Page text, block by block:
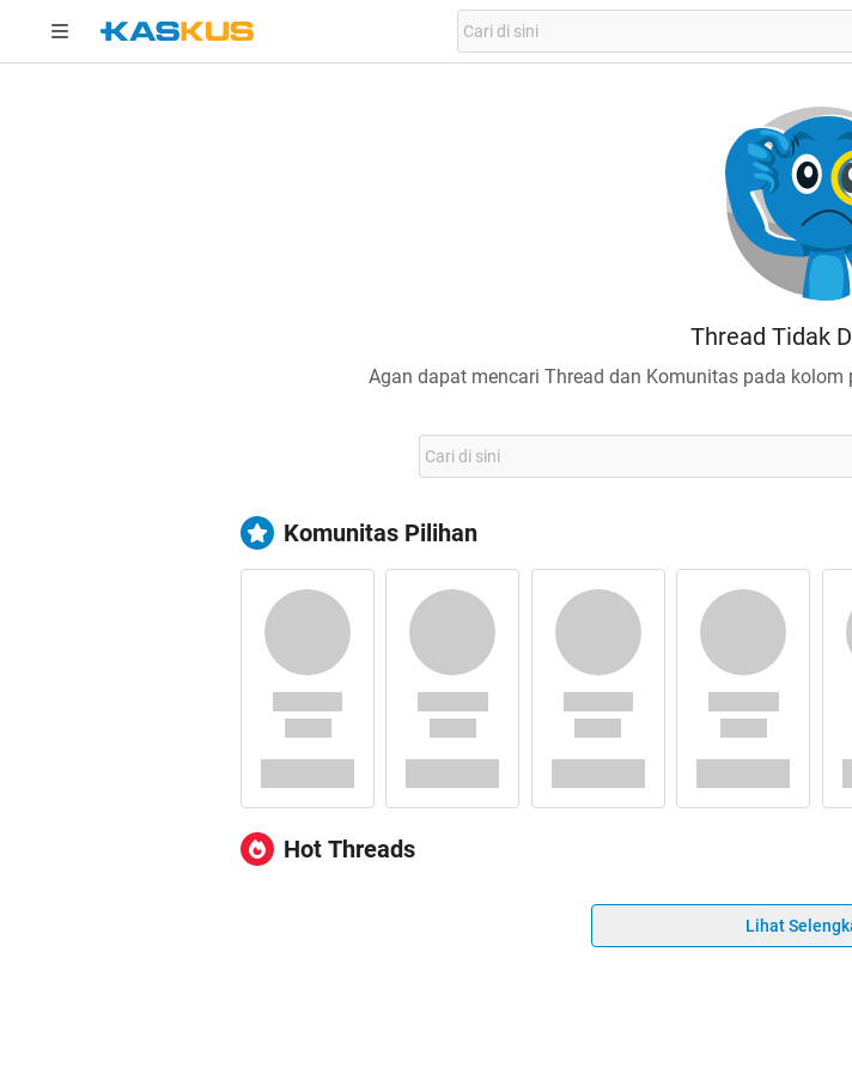
Thread Tidak
Agan dapat mencari Thread dan Komunitas pada
Komunitas Pilihan
Hot Threads
Lihat